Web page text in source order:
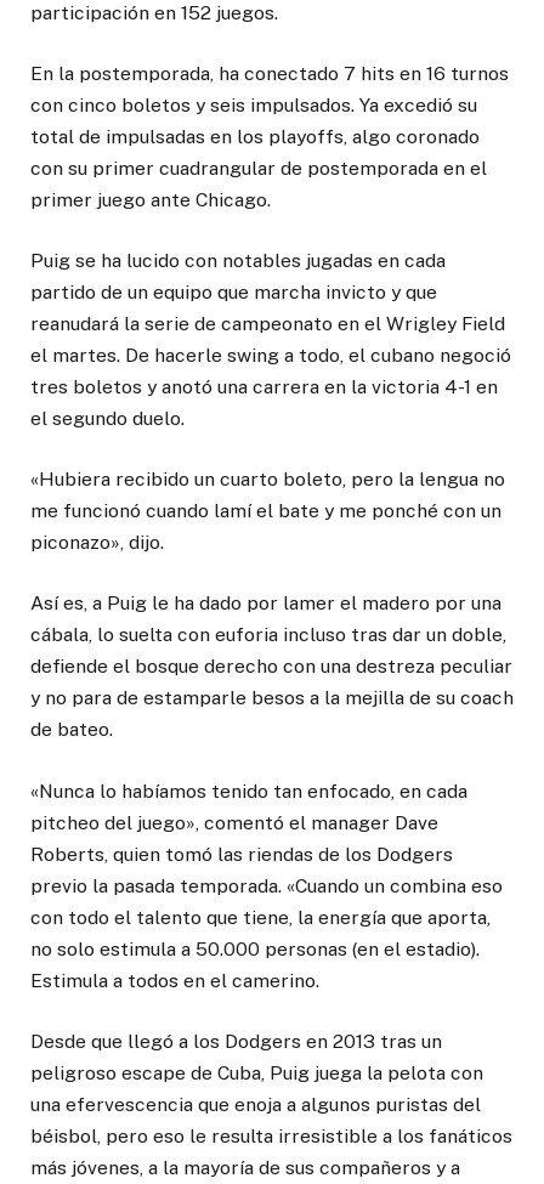
participación en 152 juegos.
En la postemporada, ha conectado 7 hits en 16 turnos
con cinco boletos y seis impulsados. Ya excedió su
total de impulsadas en los playoffs, algo coronado
con su primer cuadrangular de postemporada en el
primer juego ante Chicago.
Puig se ha lucido con notables jugadas en cada
partido de un equipo que marcha invicto y que
reanudará la serie de campeonato en el Wrigley Field
el martes. De hacerle swing a todo, el cubano negoció
tres boletos y anotó una carrera en la victoria 4-1 en
el segundo duelo.
«Hubiera recibido un cuarto boleto, pero la lengua no
me funcionó cuando lamí el bate y me ponché con un
piconazo», dijo.
Así es, a Puig le ha dado por lamer el madero por una
cábala, lo suelta con euforia incluso tras dar un doble,
defiende el bosque derecho con una destreza peculiar
y no para de estamparle besos a la mejilla de su coach
de bateo.
«Nunca lo habíamos tenido tan enfocado, en cada
pitcheo del juego», comentó el manager Dave
Roberts, quien tomó las riendas de los Dodgers
previo la pasada temporada. «Cuando un combina eso
con todo el talento que tiene, la energía que aporta,
no solo estimula a 50.000 personas (en el estadio).
Estimula a todos en el camerino.
Desde que llegó a los Dodgers en 2013 tras un
peligroso escape de Cuba, Puig juega la pelota con
una efervescencia que enoja a algunos puristas del
béisbol, pero eso le resulta irresistible a los fanáticos
más jóvenes, a la mayoría de sus compañeros y a